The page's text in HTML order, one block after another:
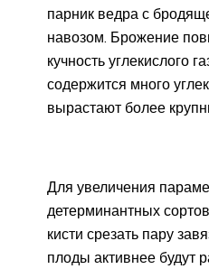
парник ведра с
навозом. Брожение
кучность углекислого
содержится много
вырастают более
Для увеличения
детерминантных
кисти срезать пару
плоды активнее будут